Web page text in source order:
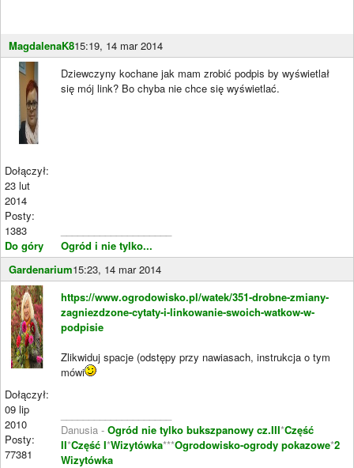
MagdalenaK815:19, 14 mar 2014
Dołączył:
23 lut
2014
Posty:
1383
Do góry
Dziewczyny kochane jak mam zrobić podpis by wyświetlał
się mój link? Bo chyba nie chce się wyświetlać.
Ogród i nie tylko...
Gardenarium15:23, 14 mar 2014
Dołączył:
09 lip
2010
Posty:
77381
https://www.ogrodowisko.pl/watek/351-drobne-zmiany-
zagniezdzone-cytaty-i-linkowanie-swoich-watkow-w-
podpisie
Zlikwiduj spacje (odstępy przy nawiasach, instrukcja o tym
mówi
Danusia - Ogród nie tylko bukszpanowy cz.III*Część
II*Część I*Wizytówka***Ogrodowisko-ogrody pokazowe*2
Wizytówka